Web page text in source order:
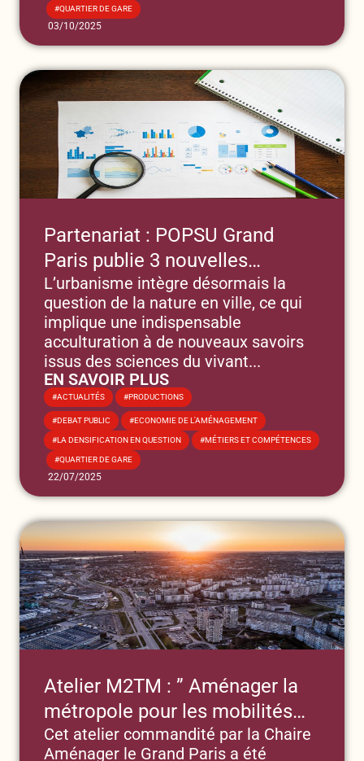
QUARTIER DE GARE
03/10/2025
Partenariat : POPSU Grand
Paris publie 3 nouvelles
synthèses qui éclairent sur les
transitions métropolitaines du
Grand Paris
L’urbanisme intègre désormais la
question de la nature en ville, ce qui
implique une indispensable
acculturation à de nouveaux savoirs
issus des sciences du vivant...
EN SAVOIR PLUS
ACTUALITÉS PRODUCTIONS
DEBAT PUBLIC ECONOMIE DE L'AMÉNAGEMENT
LA DENSIFICATION EN QUESTION MÉTIERS ET COMPÉTENCES
QUARTIER DE GARE
22/07/2025
Atelier M2TM : ” Aménager la
métropole pour les mobilités
domicile-travail et de celles et
Cet atelier commandité par la Chaire
Aménager le Grand Paris a été